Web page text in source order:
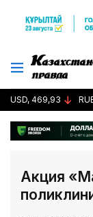
USD, 469,93
Акция